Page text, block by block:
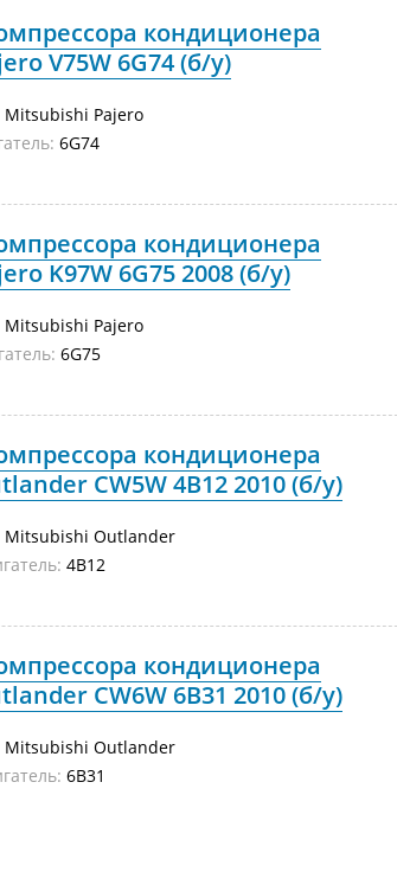
кондиционера
V75W 6G74 (б/у)
Mitsubishi Pajero
6G74
кондиционера
K97W 6G75 2008 (б/у)
Mitsubishi Pajero
6G75
кондиционера
CW5W 4B12 2010 (б/у)
Mitsubishi Outlander
4B12
кондиционера
CW6W 6B31 2010 (б/у)
Mitsubishi Outlander
6B31